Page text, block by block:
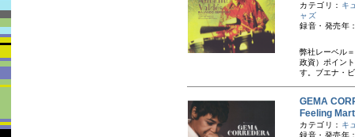
カテゴリ： キ
ャズ
録音・発売年
弊社レーベル
政資）ポイン
す。 ブエナ・
GEMA
Feeling
カテゴリ： キ
録音・発売年